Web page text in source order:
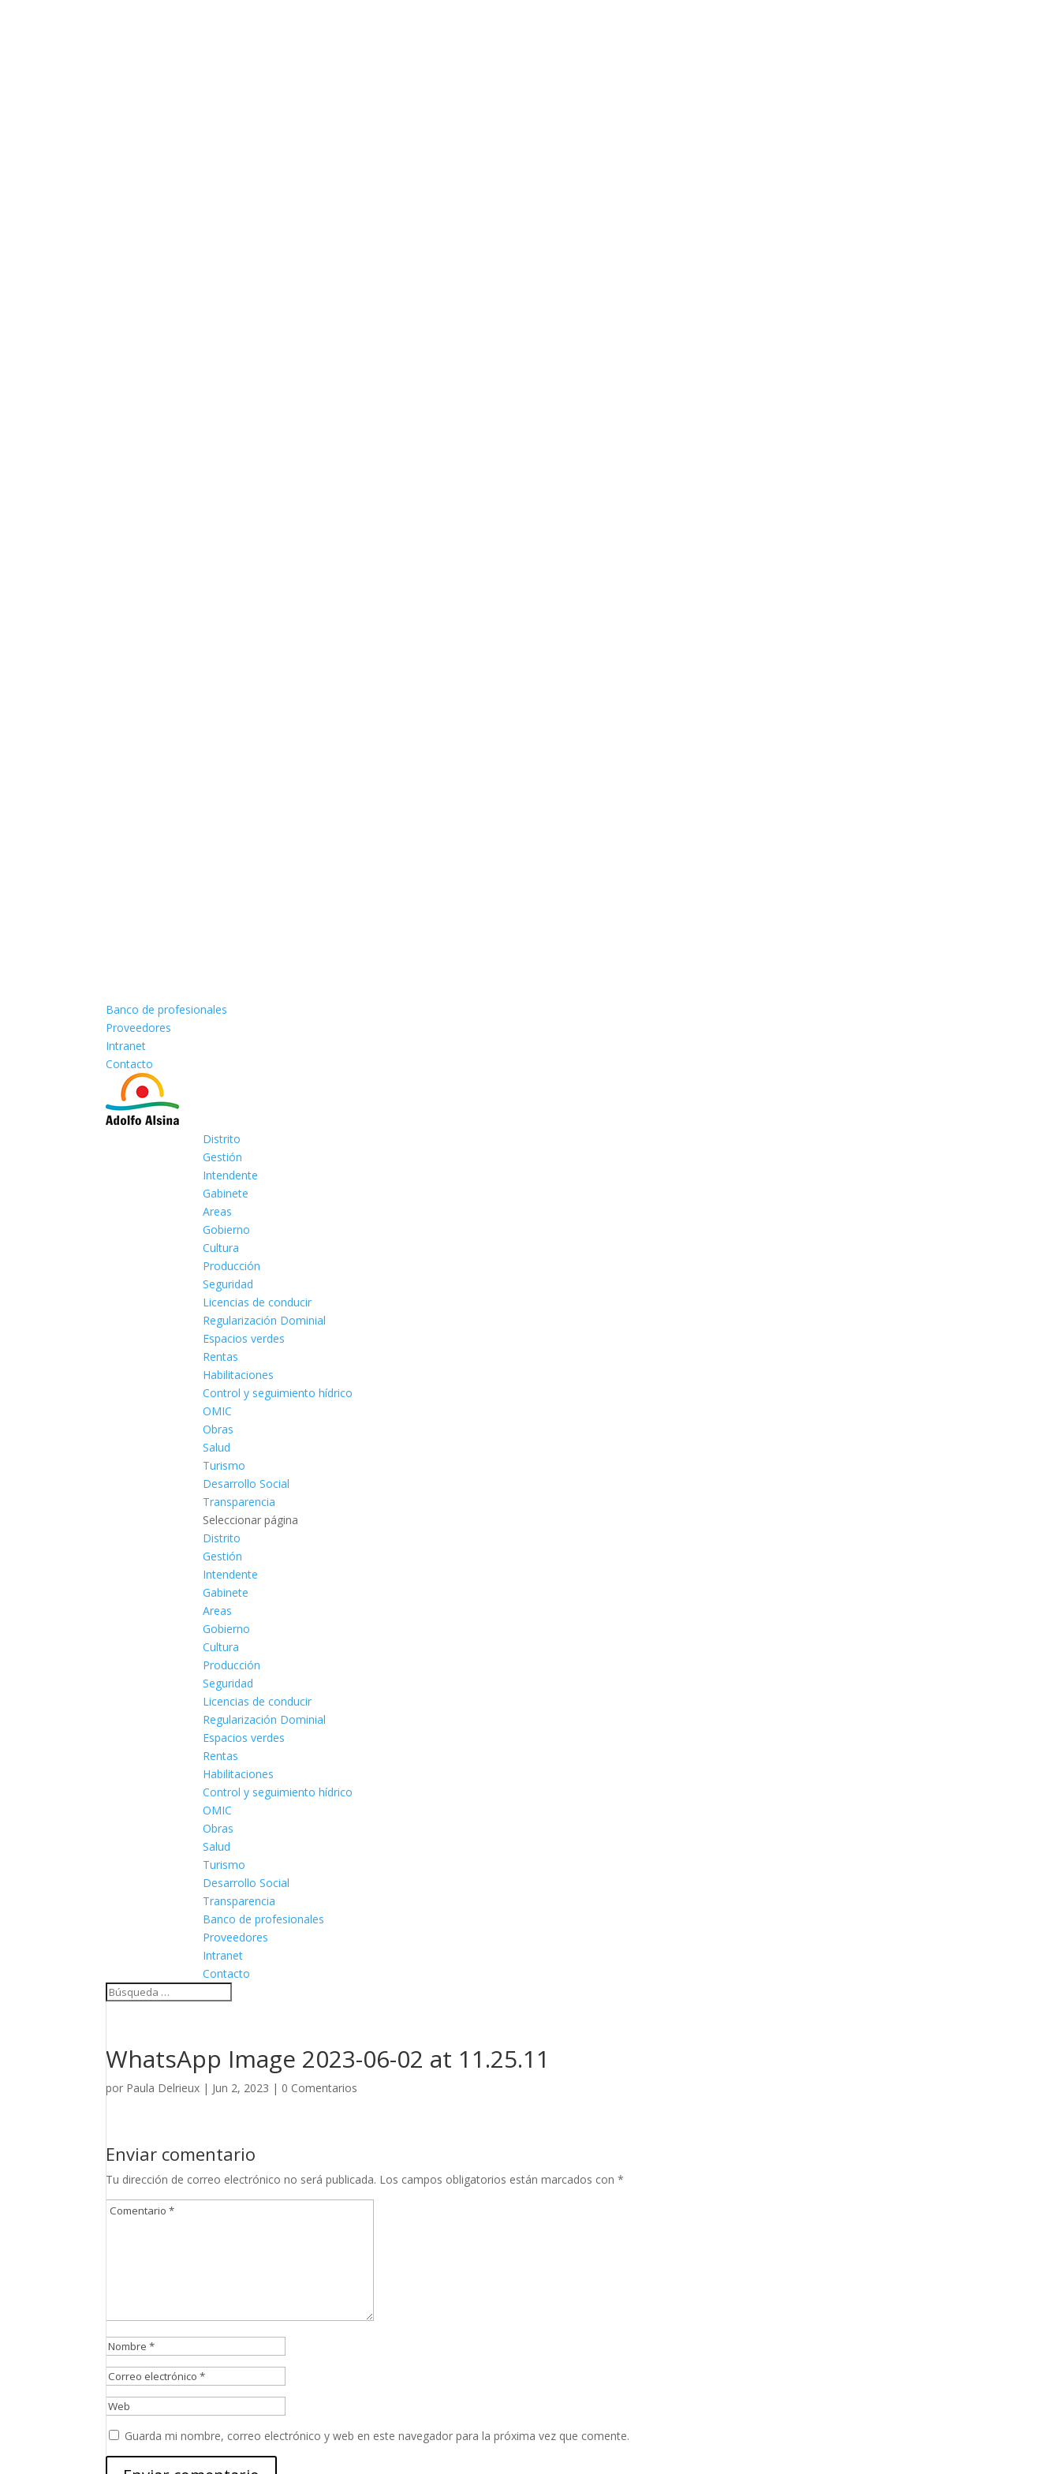
Banco de profesionales
Proveedores
Intranet
Contacto
Distrito
Gestión
Intendente
Gabinete
Areas
Gobierno
Cultura
Producción
Seguridad
Licencias de conducir
Regularización Dominial
Espacios verdes
Rentas
Habilitaciones
Control y seguimiento hídrico
OMIC
Obras
Salud
Turismo
Desarrollo Social
Transparencia
Seleccionar página
Distrito
Gestión
Intendente
Gabinete
Areas
Gobierno
Cultura
Producción
Seguridad
Licencias de conducir
Regularización Dominial
Espacios verdes
Rentas
Habilitaciones
Control y seguimiento hídrico
OMIC
Obras
Salud
Turismo
Desarrollo Social
Transparencia
Banco de profesionales
Proveedores
Intranet
Contacto
WhatsApp Image 2023-06-02 at 11.25.11
por Paula Delrieux | Jun 2, 2023 | 0 Comentarios
Enviar comentario
Tu dirección de correo electrónico no será publicada. Los campos obligatorios están marcados con*
Guarda mi nombre, correo electrónico y web en este navegador para la próxima vez que comente.